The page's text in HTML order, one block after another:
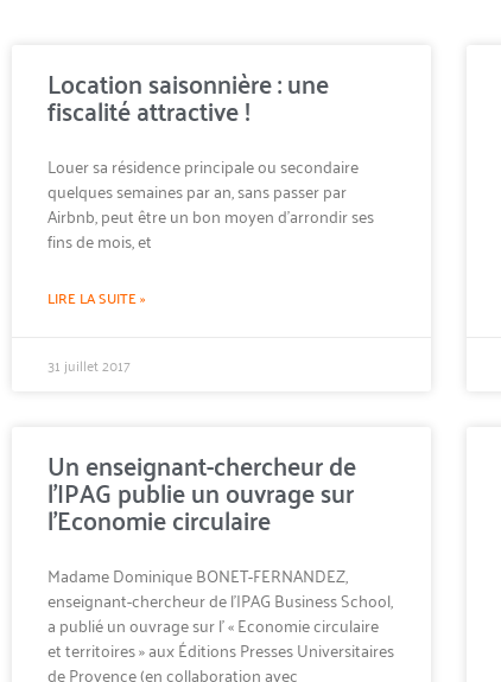
Location saisonnière : une
fiscalité attractive !
Louer sa résidence principale ou secondaire
quelques semaines par an, sans passer par
Airbnb, peut être un bon moyen d’arrondir ses
fins de mois, et
LIRE LA SUITE »
31 juillet 2017
Un enseignant-chercheur de
l’IPAG publie un ouvrage sur
l’Economie circulaire
Madame Dominique BONET-FERNANDEZ,
enseignant-chercheur de l’IPAG Business School,
a publié un ouvrage sur l’ « Economie circulaire
et territoires » aux Éditions Presses Universitaires
de Provence (en collaboration avec